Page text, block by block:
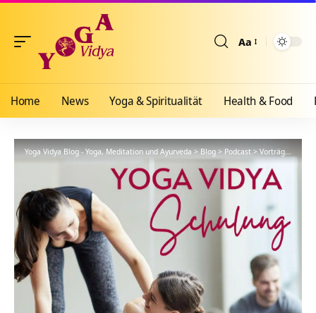
Aa
Home News Yoga & Spiritualität Health & Food
Yoga Vidya Blog - Yoga, Meditation und Ayurveda>Blog>Podcast>Vorträge >